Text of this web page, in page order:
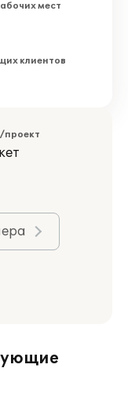
мест
клиентов
проект